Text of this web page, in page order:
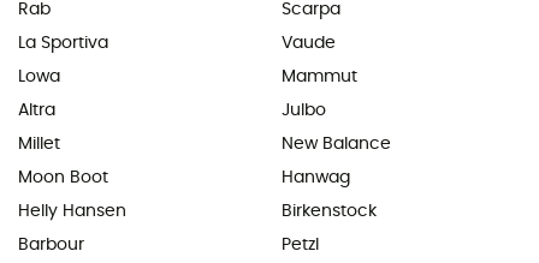
Rab
La Sportiva
Lowa
Altra
Millet
Moon Boot
Helly Hansen
Barbour
Scarpa
Vaude
Mammut
Julbo
New Balance
Hanwag
Birkenstock
Petzl